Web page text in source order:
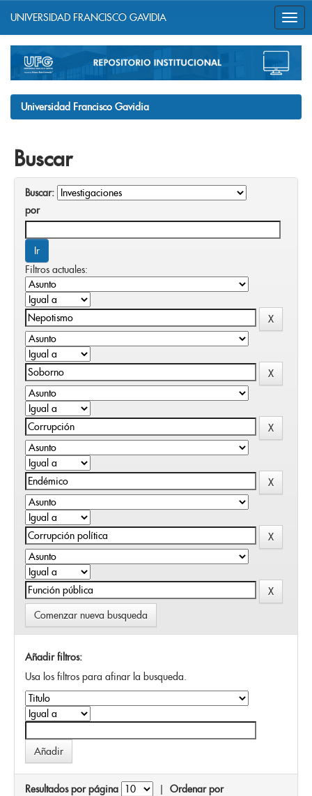
navigation
UNIVERSIDAD FRANCISCO GAVIDIA
Universidad Francisco Gavidia
Buscar
Buscar:
por
Filtros actuales:
Comenzar nueva busqueda
Añadir filtros:
Usa los filtros para afinar la busqueda.
Resultados por página | Ordenar por